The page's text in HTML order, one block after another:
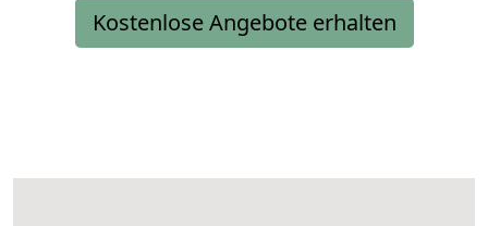
Kostenlose Angebote erhalten